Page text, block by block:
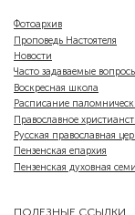
Фотоархив
Проповедь Настоятеля
Новости
Часто задаваемые
Воскресная школа
Расписание
Православное
Русская православная
Пензенская епархия
Пензенская духовная
ПОЛЕЗНЫЕ ССЫЛКИ